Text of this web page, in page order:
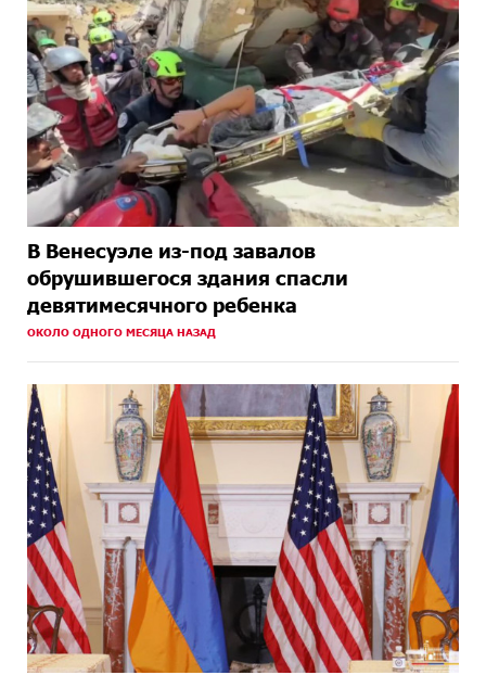
В Венесуэле из-под завалов
обрушившегося здания спасли
девятимесячного ребенка
ОКОЛО ОДНОГО МЕСЯЦА НАЗАД